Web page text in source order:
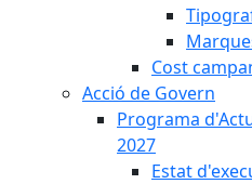
Cost
Acció de Govern
Programa
2027
Estat